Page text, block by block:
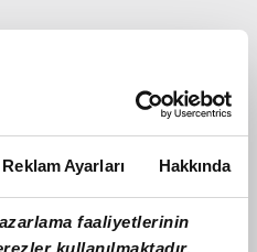
Reklam Ayarları Hakkında
faaliyetlerinin